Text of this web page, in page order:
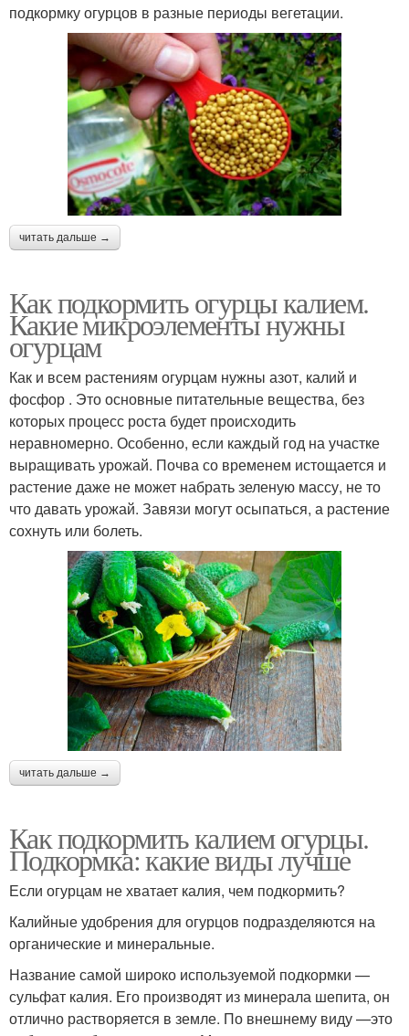
подкормку огурцов в разные периоды вегетации.
читать дальше →
Как подкормить огурцы калием.
Какие микроэлементы нужны
огурцам
Как и всем растениям огурцам нужны азот, калий и
фосфор . Это основные питательные вещества, без
которых процесс роста будет происходить
неравномерно. Особенно, если каждый год на участке
выращивать урожай. Почва со временем истощается и
растение даже не может набрать зеленую массу, не то
что давать урожай. Завязи могут осыпаться, а растение
сохнуть или болеть.
читать дальше →
Как подкормить калием огурцы.
Подкормка: какие виды лучше
Если огурцам не хватает калия, чем подкормить?
Калийные удобрения для огурцов подразделяются на
органические и минеральные.
Название самой широко используемой подкормки —
сульфат калия. Его производят из минерала шепита, он
отлично растворяется в земле. По внешнему виду —это